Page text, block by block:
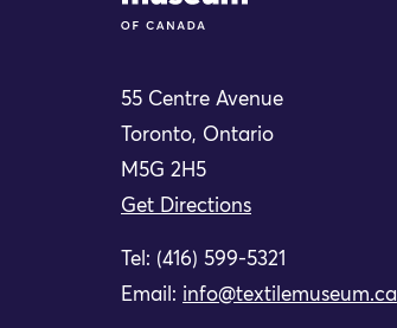
55 Centre Avenue
Toronto, Ontario
M5G 2H5
Get Directions
Tel: (416) 599-5321
Email: info@textilemuseum.ca